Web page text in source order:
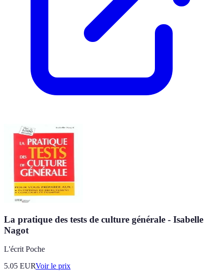
La pratique des tests de culture générale - Isabelle
Nagot
L'écrit Poche
5.05 EURVoir le prix